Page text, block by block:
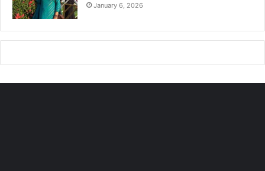
January 6, 2026